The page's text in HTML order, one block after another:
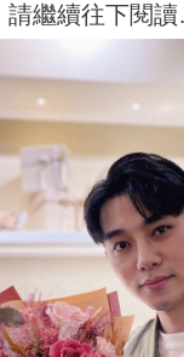
請繼續往下閱